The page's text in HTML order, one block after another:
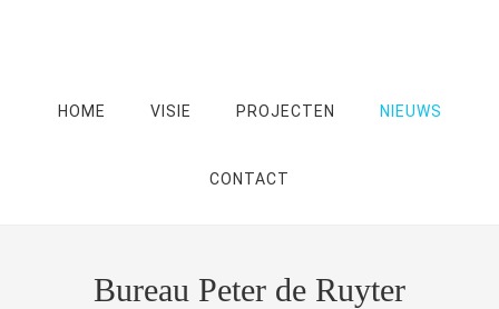
HOME VISIE PROJECTEN NIEUWS
CONTACT
Bureau Peter de Ruyter